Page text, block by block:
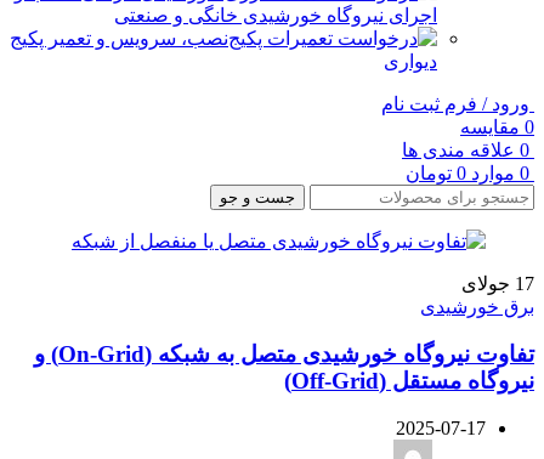
اجرای نیروگاه خورشیدی خانگی و صنعتی
نصب، سرویس و تعمیر پکیج
دیواری
ورود / فرم ثبت نام
0 مقایسه
0 علاقه مندی ها
0 موارد 0 تومان
جست و جو
17 جولای
برق خورشیدی
تفاوت نیروگاه خورشیدی متصل به شبکه (On-Grid) و
نیروگاه مستقل (Off-Grid)
2025-07-17